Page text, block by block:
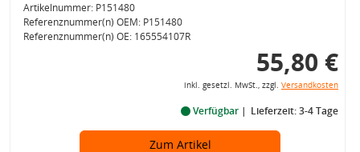
Artikelnummer: P151480
Referenznummer(n) OEM: P151480
Referenznummer(n) OE: 165554107R
55,80 €
inkl. gesetzl. MwSt., zzgl. Versandkosten
Verfügbar Lieferzeit: 3-4 Tage
Zum Artikel